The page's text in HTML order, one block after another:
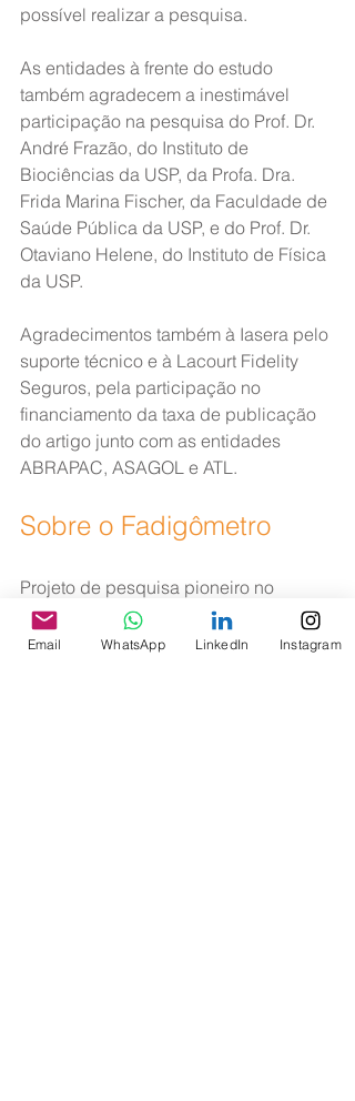
possível realizar a pesquisa.
As entidades à frente do estudo
também agradecem a inestimável
participação na pesquisa do Prof. Dr.
André Frazão, do Instituto de
Biociências da USP, da Profa. Dra.
Frida Marina Fischer, da Faculdade de
Saúde Pública da USP, e do Prof. Dr.
Otaviano Helene, do Instituto de Física
da USP.
Agradecimentos também à Iasera pelo
suporte técnico e à Lacourt Fidelity
Seguros, pela participação no
financiamento da taxa de publicação
do artigo junto com as entidades
ABRAPAC, ASAGOL e ATL.
Sobre o Fadigômetro
Projeto de pesquisa pioneiro no
mundo, o Fadigômetro tem como
objetivo a criação de um banco de
Email WhatsApp LinkedIn Instagram